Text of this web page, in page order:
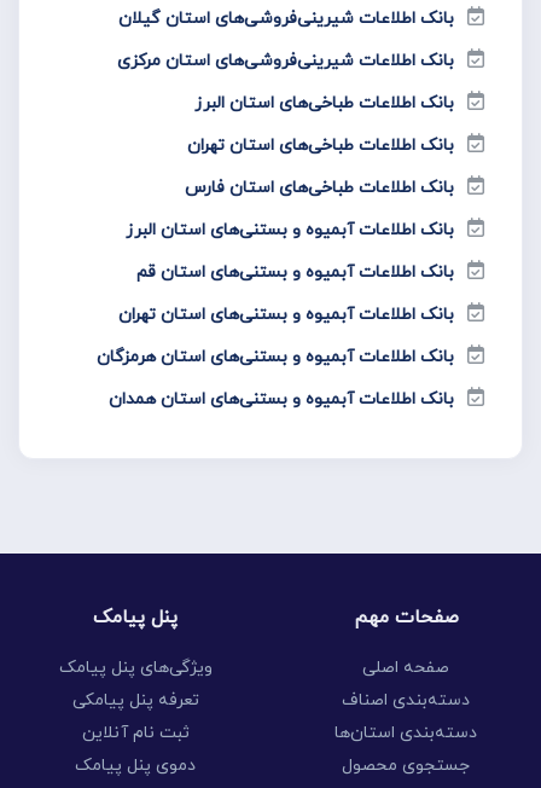
بانک اطلاعات شیرینی‌فروشی‌های استان گیلان
بانک اطلاعات شیرینی‌فروشی‌های استان مرکزی
بانک اطلاعات طباخی‌های استان البرز
بانک اطلاعات طباخی‌های استان تهران
بانک اطلاعات طباخی‌های استان فارس
بانک اطلاعات آبمیوه و بستنی‌های استان البرز
بانک اطلاعات آبمیوه و بستنی‌های استان قم
بانک اطلاعات آبمیوه و بستنی‌های استان تهران
بانک اطلاعات آبمیوه و بستنی‌های استان هرمزگان
بانک اطلاعات آبمیوه و بستنی‌های استان همدان
صفحات مهم
صفحه اصلی
دسته‌بندی اصناف
دسته‌بندی استان‌ها
جستجوی محصول
پنل پیامک
ویژگی‌های پنل پیامک
تعرفه پنل پیامکی
ثبت نام آنلاین
دموی پنل پیامک